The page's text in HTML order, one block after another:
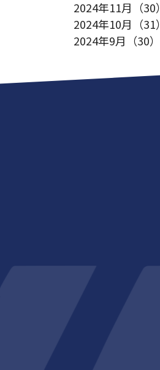
2024年11月（30）
2024年10月（31）
2024年9月（30）